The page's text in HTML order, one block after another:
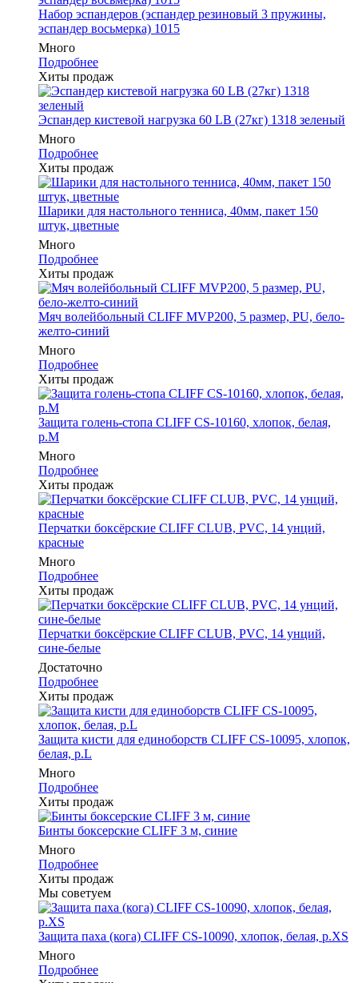
Набор эспандеров (эспандер резиновый 3 пружины,
эспандер восьмерка) 1015
Много
Подробнее
Хиты продаж
Эспандер кистевой нагрузка 60 LB (27кг) 1318 зеленый
Много
Подробнее
Хиты продаж
Шарики для настольного тенниса, 40мм, пакет 150
штук, цветные
Много
Подробнее
Хиты продаж
Мяч волейбольный CLIFF MVP200, 5 размер, PU, бело-
желто-синий
Много
Подробнее
Хиты продаж
Защита голень-стопа CLIFF CS-10160, хлопок, белая,
р.M
Много
Подробнее
Хиты продаж
Перчатки боксёрские CLIFF CLUB, PVC, 14 унций,
красные
Много
Подробнее
Хиты продаж
Перчатки боксёрские CLIFF CLUB, PVC, 14 унций,
сине-белые
Достаточно
Подробнее
Хиты продаж
Защита кисти для единоборств CLIFF CS-10095, хлопок,
белая, р.L
Много
Подробнее
Хиты продаж
Бинты боксерские CLIFF 3 м, синие
Много
Подробнее
Хиты продаж
Мы советуем
Защита паха (кога) CLIFF CS-10090, хлопок, белая, р.XS
Много
Подробнее